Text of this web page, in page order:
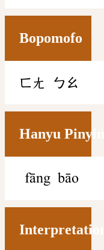
Bopomofo
ㄈㄤ ㄅㄠ
Hanyu Pinyin
fāng bāo
Interpretation